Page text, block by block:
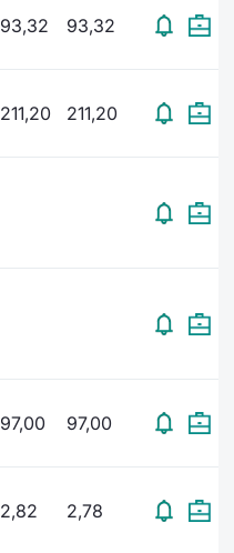
93,32 93,32
211,20 211,20
97,00 97,00
2,82 2,78